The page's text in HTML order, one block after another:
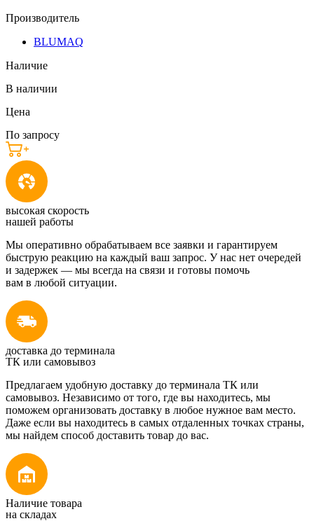
Производитель
BLUMAQ
Наличие
В наличии
Цена
По запросу
высокая скорость
нашей работы
Мы оперативно обрабатываем все заявки и гарантируем
быструю реакцию на каждый ваш запрос. У нас нет очередей
и задержек — мы всегда на связи и готовы помочь
вам в любой ситуации.
доставка до терминала
ТК или самовывоз
Предлагаем удобную доставку до терминала ТК или
самовывоз. Независимо от того, где вы находитесь, мы
поможем организовать доставку в любое нужное вам место.
Даже если вы находитесь в самых отдаленных точках страны,
мы найдем способ доставить товар до вас.
Наличие товара
на складах